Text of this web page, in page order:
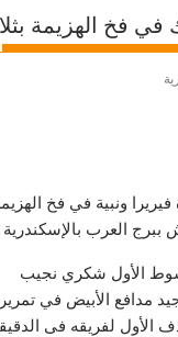
فخ الهزيمة
ونبية في فخ
ببرج العرب
الأول شكري نجيب
مدافع الأبيض في
لفريقه فى الدقيقة